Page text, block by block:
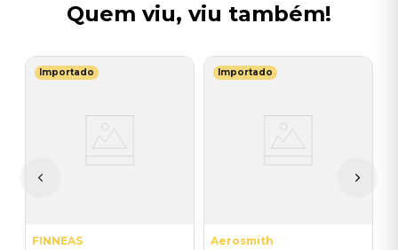
Quem viu, viu também!
Importado
FINNEAS
Importado
Aerosmith